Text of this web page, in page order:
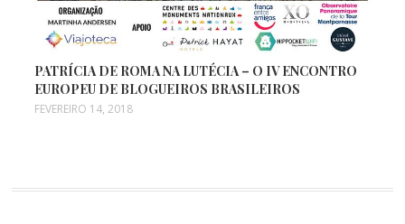
PATRÍCIA DE ROMA NA LUTÉCIA – O IV ENCONTRO
EUROPEU DE BLOGUEIROS BRASILEIROS
FEVEREIRO 14, 2018